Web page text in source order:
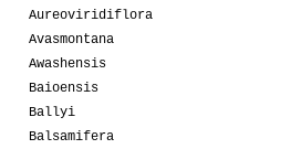
Aureoviridiflora
Avasmontana
Awashensis
Baioensis
Ballyi
Balsamifera